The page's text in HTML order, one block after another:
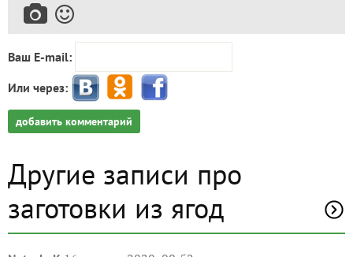
Ваш E-mail:
Или через:
добавить комментарий
Другие записи про
заготовки из ягод